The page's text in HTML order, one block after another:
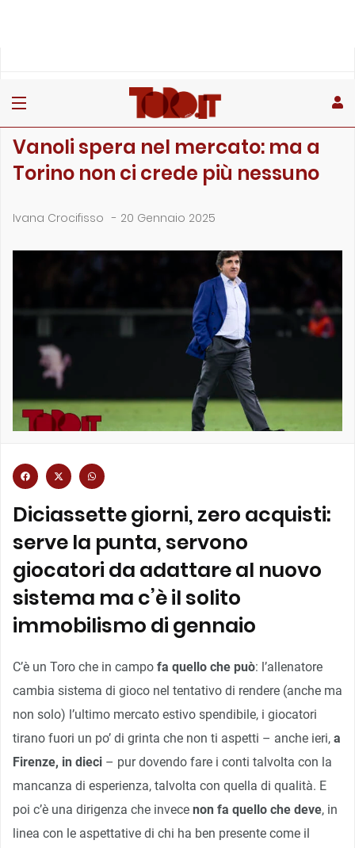
Vanoli spera nel mercato: ma a
Torino non ci crede più nessuno
Ivana Crocifisso - 20 Gennaio 2025
Diciassette giorni, zero acquisti:
serve la punta, servono
giocatori da adattare al nuovo
sistema ma c’è il solito
immobilismo di gennaio
C’è un Toro che in campo fa quello che può: l’allenatore
cambia sistema di gioco nel tentativo di rendere (anche ma
non solo) l’ultimo mercato estivo spendibile, i giocatori
tirano fuori un po’ di grinta che non ti aspetti – anche ieri, a
Firenze, in dieci – pur dovendo fare i conti talvolta con la
mancanza di esperienza, talvolta con quella di qualità. E
poi c’è una dirigenza che invece non fa quello che deve, in
linea con le aspettative di chi ha ben presente come il